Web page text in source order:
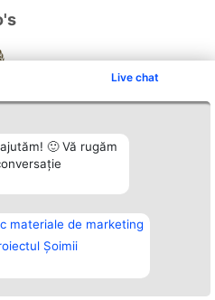
Live chat
🙂 Vă rugăm
materiale de marketing
Șoimii
de